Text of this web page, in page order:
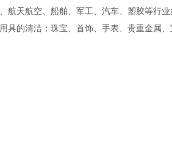
天航空、船舶、军工、汽车、塑胶等行业
的清洁；珠宝、首饰、手表、贵重金属、